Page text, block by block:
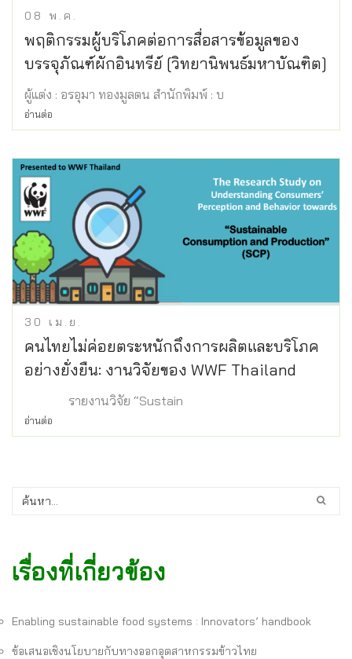
08 พ.ค.
พฤติกรรมผู้บริโภคต่อการสื่อสารข้อมูลของ
บรรจุภัณฑ์ผักอินทรีย์ [วิทยานิพนธ์มหาบัณฑิต]
ผู้แต่ง : อรอุมา ทองมูลตน สำนักพิมพ์ : บ
อ่านต่อ
30 เม.ย.
คนไทยไม่ค่อยตระหนักถึงการผลิตและบริโภค
อย่างยั่งยืน: งานวิจัยของ WWF Thailand
รายงานวิจัย “Sustain
อ่านต่อ
เรื่องที่เกี่ยวข้อง
Enabling sustainable food systems : Innovators’ handbook
ข้อเสนอเชิงนโยบายกับทางออกอุตสาหกรรมข้าวไทย